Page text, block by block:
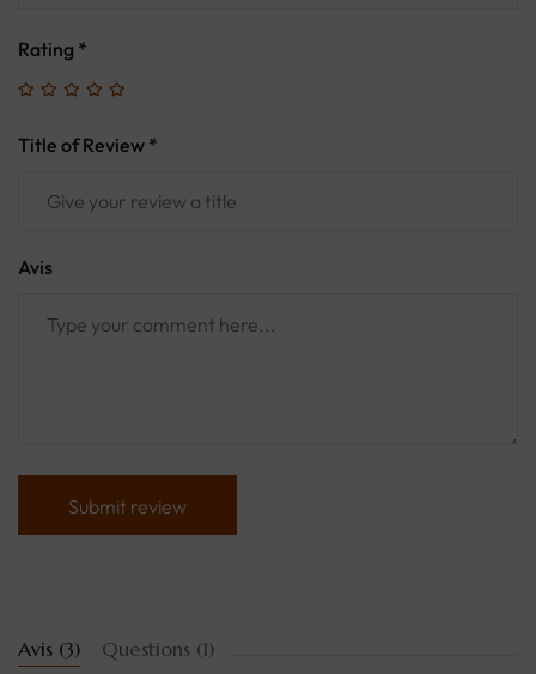
Rating *
Title of Review *
Avis
Avis (3) Questions (1)